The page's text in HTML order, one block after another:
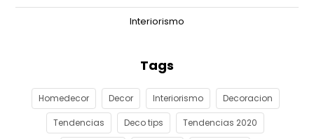
Interiorismo
Tags
Homedecor Decor Interiorismo Decoracion
Tendencias Deco tips Tendencias 2020